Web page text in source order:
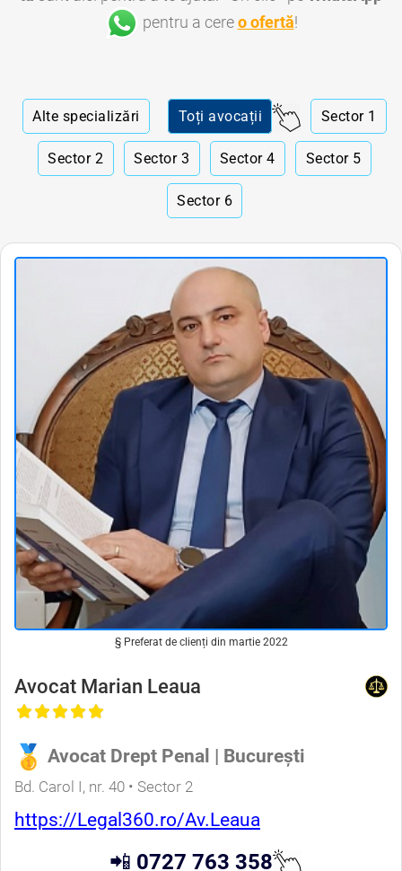
pentru a cereo ofertă!
Alte specializări Toți avocații Sector 1
Sector 2 Sector 3 Sector 4 Sector 5
Sector 6
§ Preferat de clienți din martie 2022
Avocat Marian Leaua
Avocat Drept Penal | București
Bd. Carol I, nr. 40 • Sector 2
https://Legal360.ro/Av.Leaua
📲 0727 763 358